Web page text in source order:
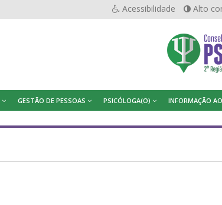
Acessibilidade Alto
GESTÃO DE PESSOAS PSICÓLOGA(O) INFORMAÇÃO